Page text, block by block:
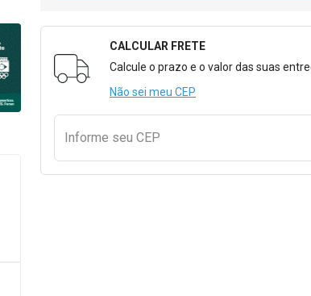
Formulário para Calcular o
CALCULAR FRETE
Calcule o prazo e o valor das suas
Não sei meu CEP
Informe seu CEP